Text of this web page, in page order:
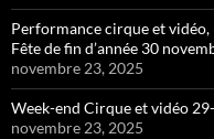
Performance cirque et vidéo,
Fête de fin d’année 30
novembre 23, 2025
Week-end Cirque et vidéo
novembre 23, 2025